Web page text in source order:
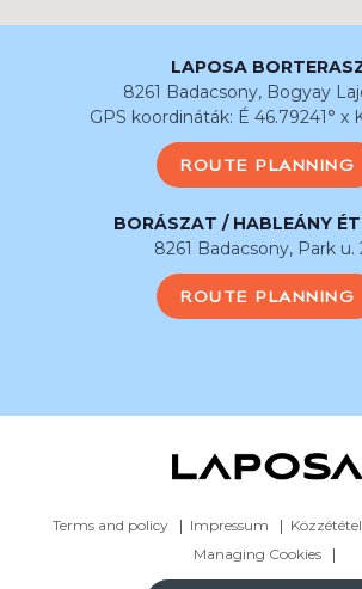
LAPOSA
8261 Badacsony, Bogyay
GPS koordináták: É 46.79241° x
ROUTE PLANNING
BORÁSZAT / HABLEÁNY
8261 Badacsony, Park u.
ROUTE PLANNING
Terms and policy Impressum
Managing Cookies